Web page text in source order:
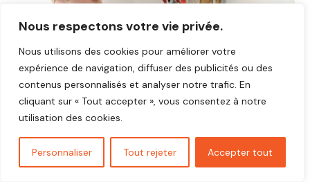
Nous respectons votre vie privée.
Nous utilisons des cookies pour améliorer votre
expérience de navigation, diffuser des publicités ou des
contenus personnalisés et analyser notre trafic. En
cliquant sur « Tout accepter », vous consentez à notre
utilisation des cookies.
Personnaliser Tout rejeter Accepter tout